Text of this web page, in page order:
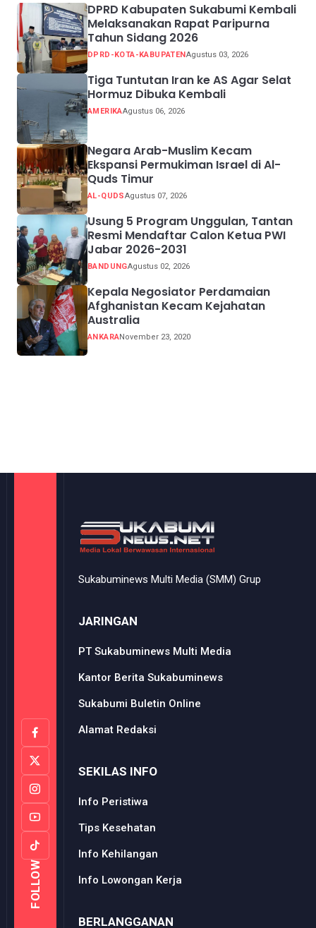
DPRD Kabupaten Sukabumi Kembali
Melaksanakan Rapat Paripurna
Tahun Sidang 2026
DPRD-KOTA-KABUPATENAgustus 03, 2026
Tiga Tuntutan Iran ke AS Agar Selat
Hormuz Dibuka Kembali
AMERIKAAgustus 06, 2026
Negara Arab-Muslim Kecam
Ekspansi Permukiman Israel di Al-
Quds Timur
AL-QUDSAgustus 07, 2026
Usung 5 Program Unggulan, Tantan
Resmi Mendaftar Calon Ketua PWI
Jabar 2026-2031
BANDUNGAgustus 02, 2026
Kepala Negosiator Perdamaian
Afghanistan Kecam Kejahatan
Australia
ANKARANovember 23, 2020
FOLLOW
Sukabuminews Multi Media (SMM) Grup
JARINGAN
PT Sukabuminews Multi Media
Kantor Berita Sukabuminews
Sukabumi Buletin Online
Alamat Redaksi
SEKILAS INFO
Info Peristiwa
Tips Kesehatan
Info Kehilangan
Info Lowongan Kerja
BERLANGGANAN